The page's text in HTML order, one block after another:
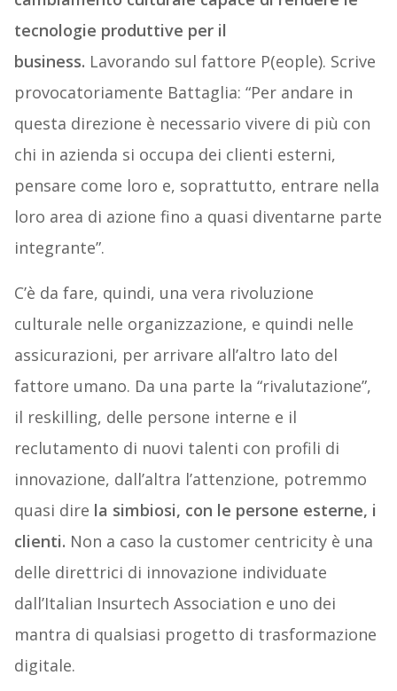
tecnologie produttive per il
business. Lavorando sul fattore P(eople). Scrive
provocatoriamente Battaglia: “Per andare in
questa direzione è necessario vivere di più con
chi in azienda si occupa dei clienti esterni,
pensare come loro e, soprattutto, entrare nella
loro area di azione fino a quasi diventarne parte
integrante”.
C’è da fare, quindi, una vera rivoluzione
culturale nelle organizzazione, e quindi nelle
assicurazioni, per arrivare all’altro lato del
fattore umano. Da una parte la “rivalutazione”,
il reskilling, delle persone interne e il
reclutamento di nuovi talenti con profili di
innovazione, dall’altra l’attenzione, potremmo
quasi dire la simbiosi, con le persone esterne, i
clienti. Non a caso la customer centricity è una
delle direttrici di innovazione individuate
dall’Italian Insurtech Association e uno dei
mantra di qualsiasi progetto di trasformazione
digitale.